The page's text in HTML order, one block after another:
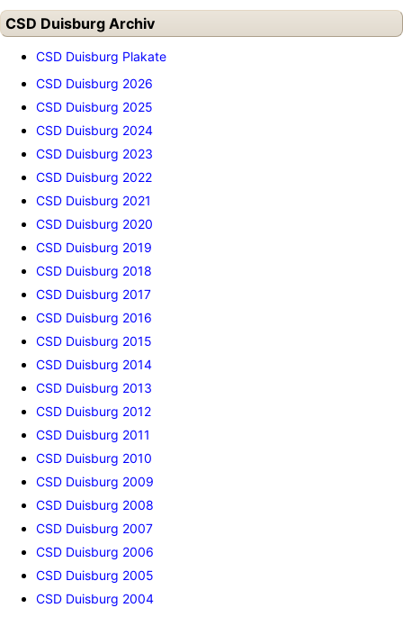
CSD Duisburg Archiv
CSD Duisburg Plakate
CSD Duisburg 2026
CSD Duisburg 2025
CSD Duisburg 2024
CSD Duisburg 2023
CSD Duisburg 2022
CSD Duisburg 2021
CSD Duisburg 2020
CSD Duisburg 2019
CSD Duisburg 2018
CSD Duisburg 2017
CSD Duisburg 2016
CSD Duisburg 2015
CSD Duisburg 2014
CSD Duisburg 2013
CSD Duisburg 2012
CSD Duisburg 2011
CSD Duisburg 2010
CSD Duisburg 2009
CSD Duisburg 2008
CSD Duisburg 2007
CSD Duisburg 2006
CSD Duisburg 2005
CSD Duisburg 2004